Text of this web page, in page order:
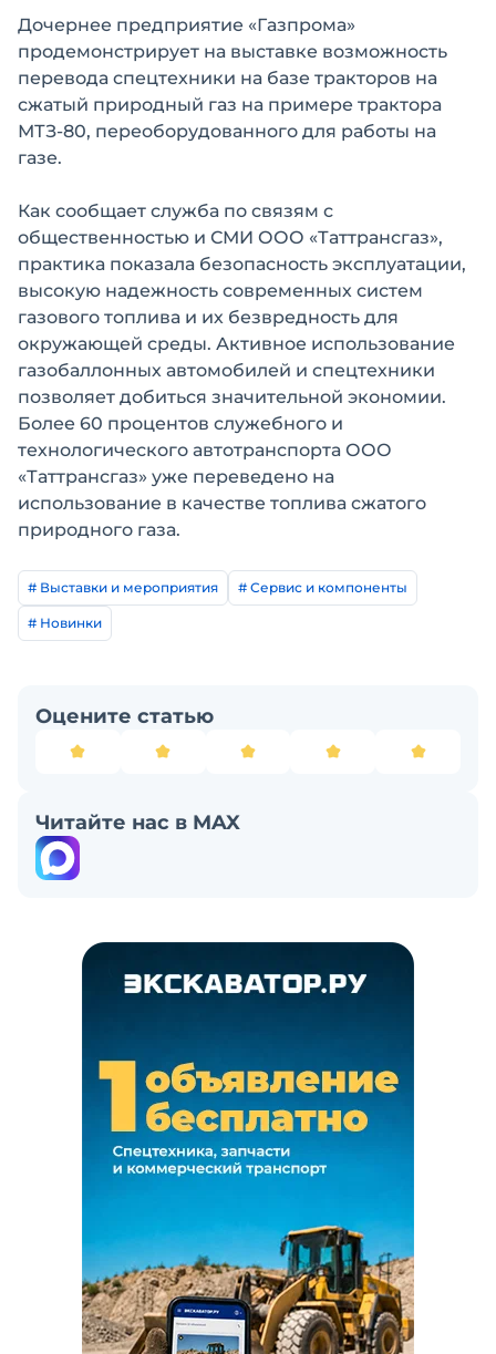
Дочернее предприятие «Газпрома»
продемонстрирует на выставке возможность
перевода спецтехники на базе тракторов на
сжатый природный газ на примере трактора
МТЗ-80, переоборудованного для работы на
газе.
Как сообщает служба по связям с
общественностью и СМИ ООО «Таттрансгаз»,
практика показала безопасность эксплуатации,
высокую надежность современных систем
газового топлива и их безвредность для
окружающей среды. Активное использование
газобаллонных автомобилей и спецтехники
позволяет добиться значительной экономии.
Более 60 процентов служебного и
технологического автотранспорта ООО
«Таттрансгаз» уже переведено на
использование в качестве топлива сжатого
природного газа.
# Выставки и мероприятия # Сервис и компоненты
# Новинки
Оцените статью
Читайте нас в MAX